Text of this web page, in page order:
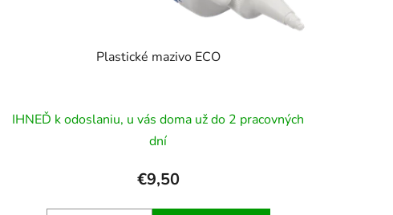
Plastické mazivo ECO
IHNEĎ k odoslaniu, u vás doma už do 2 pracovných
dní
€9,50